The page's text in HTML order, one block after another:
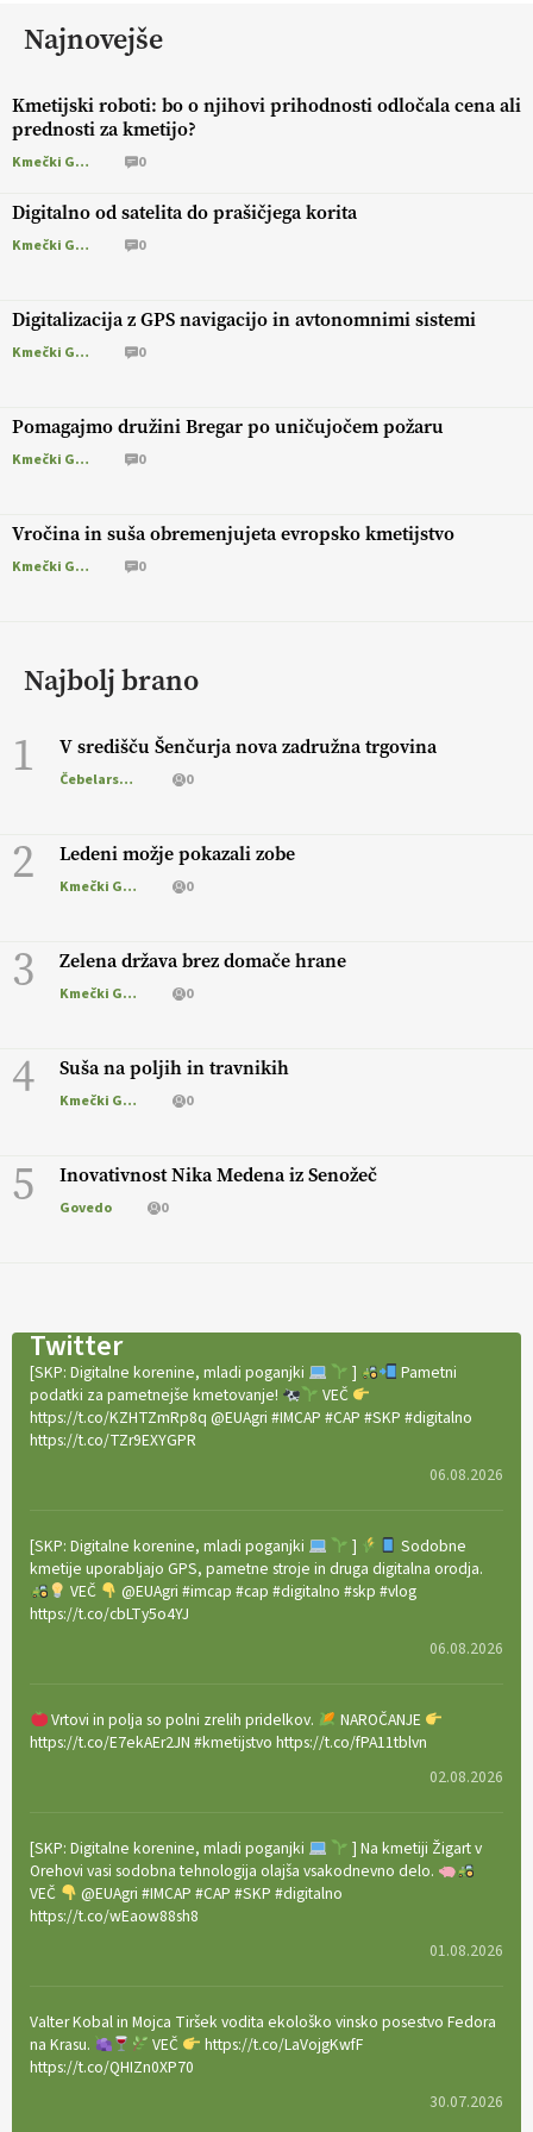
Najnovejše
Kmetijski roboti: bo o njihovi prihodnosti odločala cena ali
prednosti za kmetijo?
Kmečki Glas 0
Digitalno od satelita do prašičjega korita
Kmečki Glas 0
Digitalizacija z GPS navigacijo in avtonomnimi sistemi
Kmečki Glas 0
Pomagajmo družini Bregar po uničujočem požaru
Kmečki Glas 0
Vročina in suša obremenjujeta evropsko kmetijstvo
Kmečki Glas 0
Najbolj brano
1 V središču Šenčurja nova zadružna trgovina
Čebelarstvo 0
2 Ledeni možje pokazali zobe
Kmečki Glas 0
3 Zelena država brez domače hrane
Kmečki Glas 0
4 Suša na poljih in travnikih
Kmečki Glas 0
5 Inovativnost Nika Medena iz Senožeč
Govedo 0
Twitter
[SKP: Digitalne korenine, mladi poganjki ]
Pametni
podatki za pametnejše kmetovanje!
VEČ
https://t.co/KZHTZmRp8q @EUAgri #IMCAP #CAP #SKP #digitalno
https://t.co/TZr9EXYGPR
06.08.2026
[SKP: Digitalne korenine, mladi poganjki ]
Sodobne
kmetije uporabljajo GPS, pametne stroje in druga digitalna orodja.
VEČ
@EUAgri #imcap #cap #digitalno #skp #vlog
https://t.co/cbLTy5o4YJ
06.08.2026
Vrtovi in polja so polni zrelih pridelkov.
NAROČANJE
https://t.co/E7ekAEr2JN #kmetijstvo https://t.co/fPA11tblvn
02.08.2026
[SKP: Digitalne korenine, mladi poganjki
] Na kmetiji Žigart v
Orehovi vasi sodobna tehnologija olajša vsakodnevno delo.
VEČ
@EUAgri #IMCAP #CAP #SKP #digitalno
https://t.co/wEaow88sh8
01.08.2026
Valter Kobal in Mojca Tiršek vodita ekološko vinsko posestvo Fedora
na Krasu.
VEČ
https://t.co/LaVojgKwfF
https://t.co/QHIZn0XP70
30.07.2026